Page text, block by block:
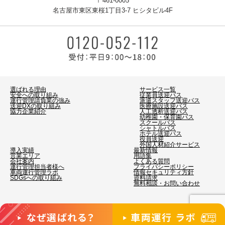
選ばれる理由
安全への取り組み
運行管理請負業の強み
送迎DXの取り組み
協力企業紹介
サービス一覧
従業員送迎バス
派遣スタッフ送迎バス
医療施設送迎バス
人工透析送迎バス
幼稚園・保育園バス
スクールバス
シャトルバス
ホテル送迎バス
役員送迎
外国人材紹介サービス
導入実績
営業エリア
会社案内
運行管理担当者様へ
車両運行管理ラボ
SDGsへの取り組み
最新情報
用語集
よくある質問
プライバシーポリシー
情報セキュリティ方針
資料請求
無料相談・お問い合わせ
名古屋市東区東桜1丁目3-7 ヒシタビル4F